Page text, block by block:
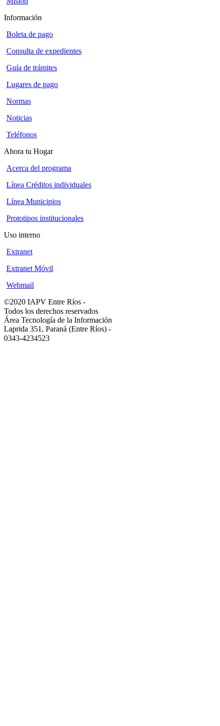
Información
Boleta de pago
Consulta de expedientes
Guía de trámites
Lugares de pago
Normas
Noticias
Teléfonos
Ahora tu Hogar
Acerca del programa
Línea Créditos individuales
Línea Municipios
Prototipos institucionales
Uso interno
Extranet
Extranet Móvil
Webmail
©2020 IAPV Entre Ríos -
Todos los derechos reservados
Área Tecnología de la Información
Laprida 351, Paraná (Entre Ríos) -
0343-4234523